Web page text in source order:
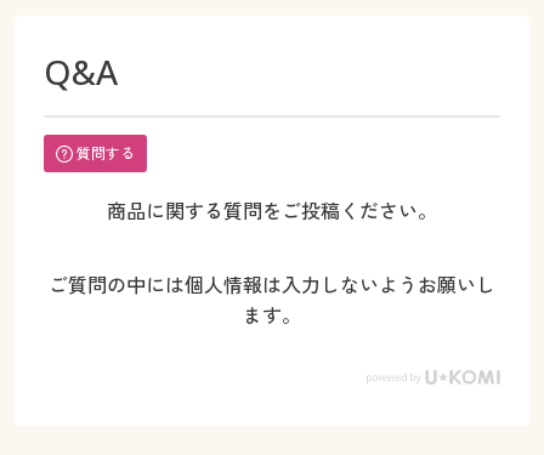
Q&A
質問する
商品に関する質問をご投稿ください。
ご質問の中には個人情報は入力しないようお願いし
ます。